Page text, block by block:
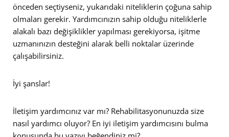
önceden seçtiyseniz, yukarıdaki niteliklerin çoğuna sahip
olmaları gerekir. Yardımcınızın sahip olduğu niteliklerle
alakalı bazı değişiklikler yapılması gerekiyorsa, işitme
uzmanınızın desteğini alarak belli noktalar üzerinde
çalışabilirsiniz.
İyi şanslar!
İletişim yardımcınız var mı? Rehabilitasyonunuzda size
nasıl yardımcı oluyor? En iyi iletişim yardımcısını bulma